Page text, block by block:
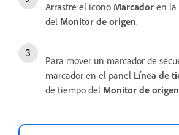
Arrastre el icono Marcador en la
del Monitor de origen.
Para mover un marcador de
marcador en el panel Línea de
de tiempo del Monitor de origen